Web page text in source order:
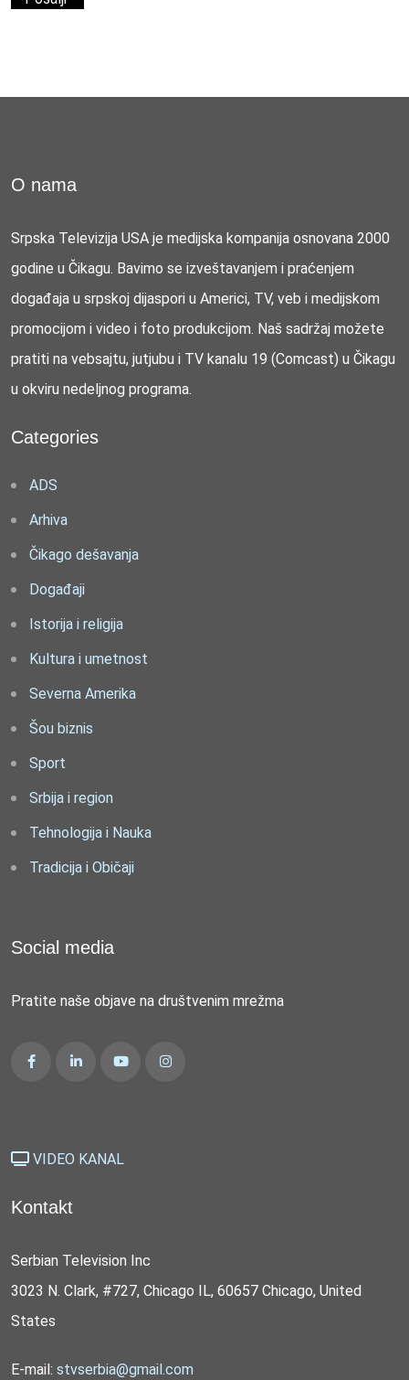
O nama
Srpska Televizija USA je medijska kompanija osnovana 2000
godine u Čikagu. Bavimo se izveštavanjem i praćenjem
događaja u srpskoj dijaspori u Americi, TV, veb i medijskom
promocijom i video i foto produkcijom. Naš sadržaj možete
pratiti na vebsajtu, jutjubu i TV kanalu 19 (Comcast) u Čikagu
u okviru nedeljnog programa.
Categories
ADS
Arhiva
Čikago dešavanja
Događaji
Istorija i religija
Kultura i umetnost
Severna Amerika
Šou biznis
Sport
Srbija i region
Tehnologija i Nauka
Tradicija i Običaji
Social media
Pratite naše objave na društvenim mrežma
VIDEO KANAL
Kontakt
Serbian Television Inc
3023 N. Clark, #727, Chicago IL, 60657 Chicago, United
States
E-mail: stvserbia@gmail.com